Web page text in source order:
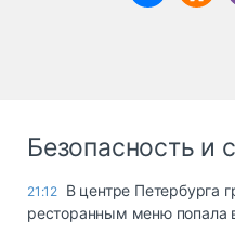
Безопасность и
21:12 В центре Петербурга
ресторанным меню попала